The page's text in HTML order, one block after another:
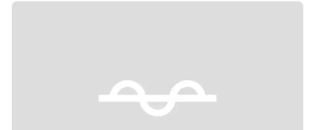
Previous slide